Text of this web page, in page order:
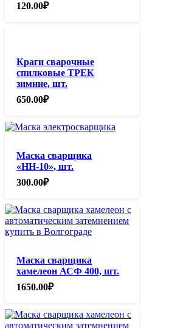
120.00₽
Краги сварочные
спилковые ТРЕК
зимние, шт.
650.00₽
Маска сварщика
«НН-10», шт.
300.00₽
Маска сварщика
хамелеон АСФ 400, шт.
1650.00₽